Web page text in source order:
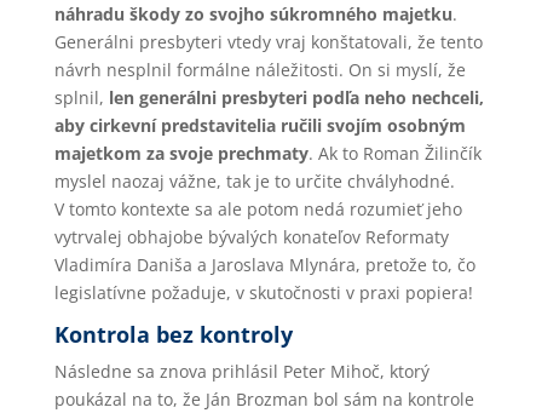
náhradu škody zo svojho súkromného majetku.
Generálni presbyteri vtedy vraj konštatovali, že tento
návrh nesplnil formálne náležitosti. On si myslí, že
splnil, len generálni presbyteri podľa neho nechceli,
aby cirkevní predstavitelia ručili svojím osobným
majetkom za svoje prechmaty. Ak to Roman Žilinčík
myslel naozaj vážne, tak je to určite chvályhodné.
V tomto kontexte sa ale potom nedá rozumieť jeho
vytrvalej obhajobe bývalých konateľov Reformaty
Vladimíra Daniša a Jaroslava Mlynára, pretože to, čo
legislatívne požaduje, v skutočnosti v praxi popiera!
Kontrola bez kontroly
Následne sa znova prihlásil Peter Mihoč, ktorý
poukázal na to, že Ján Brozman bol sám na kontrole